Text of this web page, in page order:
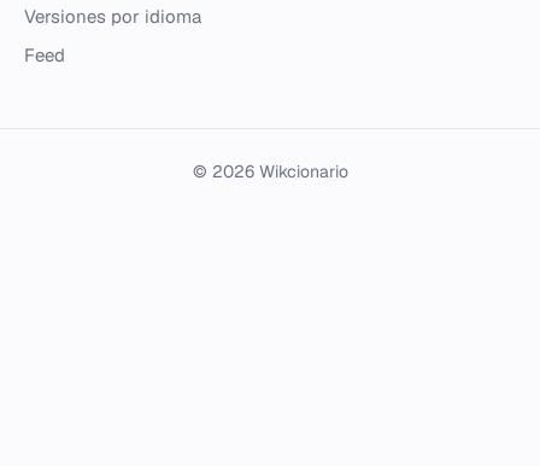
Versiones por idioma
Feed
© 2026 Wikcionario